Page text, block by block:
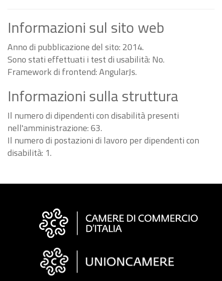
Informazioni sul sito web
Anno di pubblicazione del sito: 2014.
Sono stati effettuati i test di usabilità: No.
Framework di frontend: AngularJs.
Informazioni sulla struttura
Il numero di dipendenti con disabilità presenti
nell'amministrazione: 63.
Il numero di postazioni di lavoro per dipendenti con
disabilità: 1.
Informazioni
"Fattura